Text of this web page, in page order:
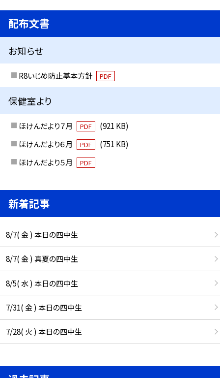
配布文書
お知らせ
R8いじめ防止基本方針 PDF
保健室より
ほけんだより７月 PDF
(921 KB)
ほけんだより６月
PDF
(751 KB)
ほけんだより５月
PDF
新着記事
8/7( 金 ) 本日の四中生
8/7( 金 ) 真夏の四中生
8/5( 水 ) 本日の四中生
7/31( 金 ) 本日の四中生
7/28( 火 ) 本日の四中生